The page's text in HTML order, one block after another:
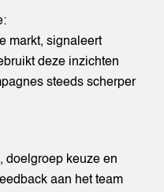
markt, signaleert
deze inzichten
steeds scherper
doelgroep keuze en
aan het team